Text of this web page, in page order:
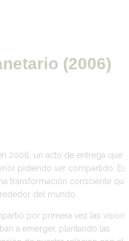
(2006)
2006, un acto de entrega que
pidiendo ser compartido.
transformación consciente que
del mundo.
por primera vez las
a emerger, plantando las